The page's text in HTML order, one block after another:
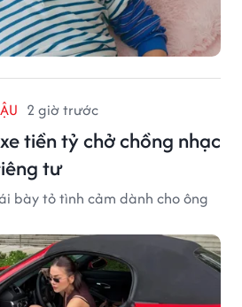
2 giờ trước
tiền tỷ chở chồng nhạc
tư
bày tỏ tình cảm dành cho ông